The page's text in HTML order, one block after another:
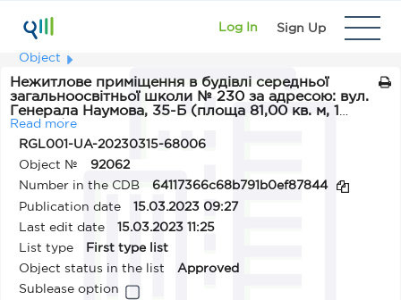
Log In Sign Up
Object
Нежитлове приміщення в будівлі середньої
загальноосвітньої школи № 230 за адресою: вул.
Генерала Наумова, 35-Б (площа 81,00 кв. м, 1
поверх)
Read more
RGL001-UA-20230315-68006
Object №
92062
Number in the CDB
64117366c68b791b0ef87844
Publication date
15.03.2023 09:27
Last edit date
15.03.2023 11:25
List type
First type list
Object status in the list
Approved
Sublease option